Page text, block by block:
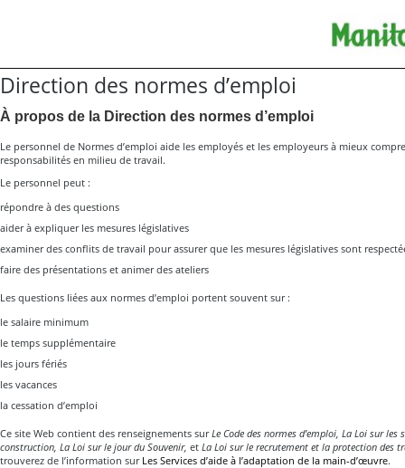
Direction des normes d’emploi
À propos de la Direction des normes d’emploi
Le personnel de Normes d’emploi aide les employés et les employeurs à mieux
responsabilités en milieu de travail.
Le personnel peut :
répondre à des questions
aider à expliquer les mesures législatives
examiner des conflits de travail pour assurer que les mesures législatives sont
faire des présentations et animer des ateliers
Les questions liées aux normes d’emploi portent souvent sur :
le salaire minimum
le temps supplémentaire
les jours fériés
les vacances
la cessation d’emploi
Ce site Web contient des renseignements surLe Code des normes d’emploi, La Loi sur
construction, La Loi sur le jour du Souvenir, et La Loi sur le recrutement et la protection des
trouverez de l’information sur Les Services d’aide à l’adaptation de la main-d’œuvre.